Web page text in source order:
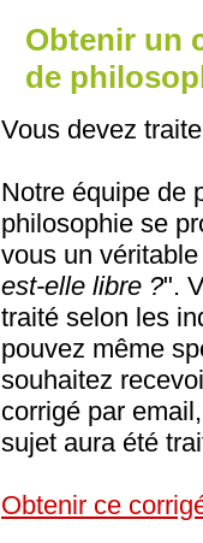
Obtenir un
de
Vous devez
Notre équipe de
philosophie se
vous un
est-elle libre ?".
traité selon les
pouvez même
souhaitez
corrigé par
sujet aura été
Obtenir ce